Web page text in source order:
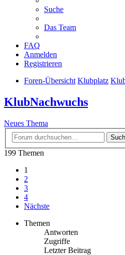
Suche
Das Team
FAQ
Anmelden
Registrieren
Foren-Übersicht Klubplatz
KlubNachwuchs
Neues Thema
199 Themen
1
2
3
4
Nächste
Themen
Antworten
Zugriffe
Letzter Beitrag